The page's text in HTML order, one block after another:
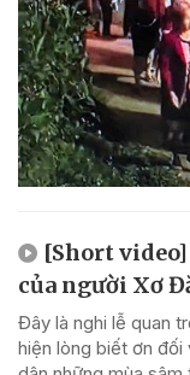
[Short
của người Xơ
Đây là nghi lễ quan
hiện lòng biết ơn đối